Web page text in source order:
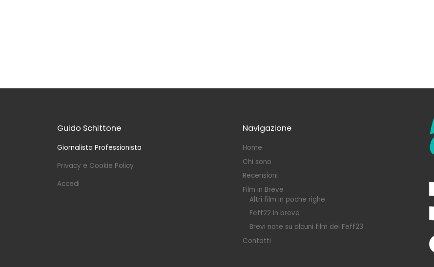
Guido Schittone
Giornalista Professionista
Privacy e Cookie Policy
Accedi
Navigazione
Home
Chi sono
Recensioni
Film in Breve
Altri film in poche righe
Feff22 in breve
Brevi note su alcuni film del Feff23
Contatti